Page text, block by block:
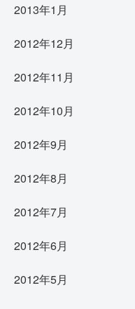
2013年1月
2012年12月
2012年11月
2012年10月
2012年9月
2012年8月
2012年7月
2012年6月
2012年5月